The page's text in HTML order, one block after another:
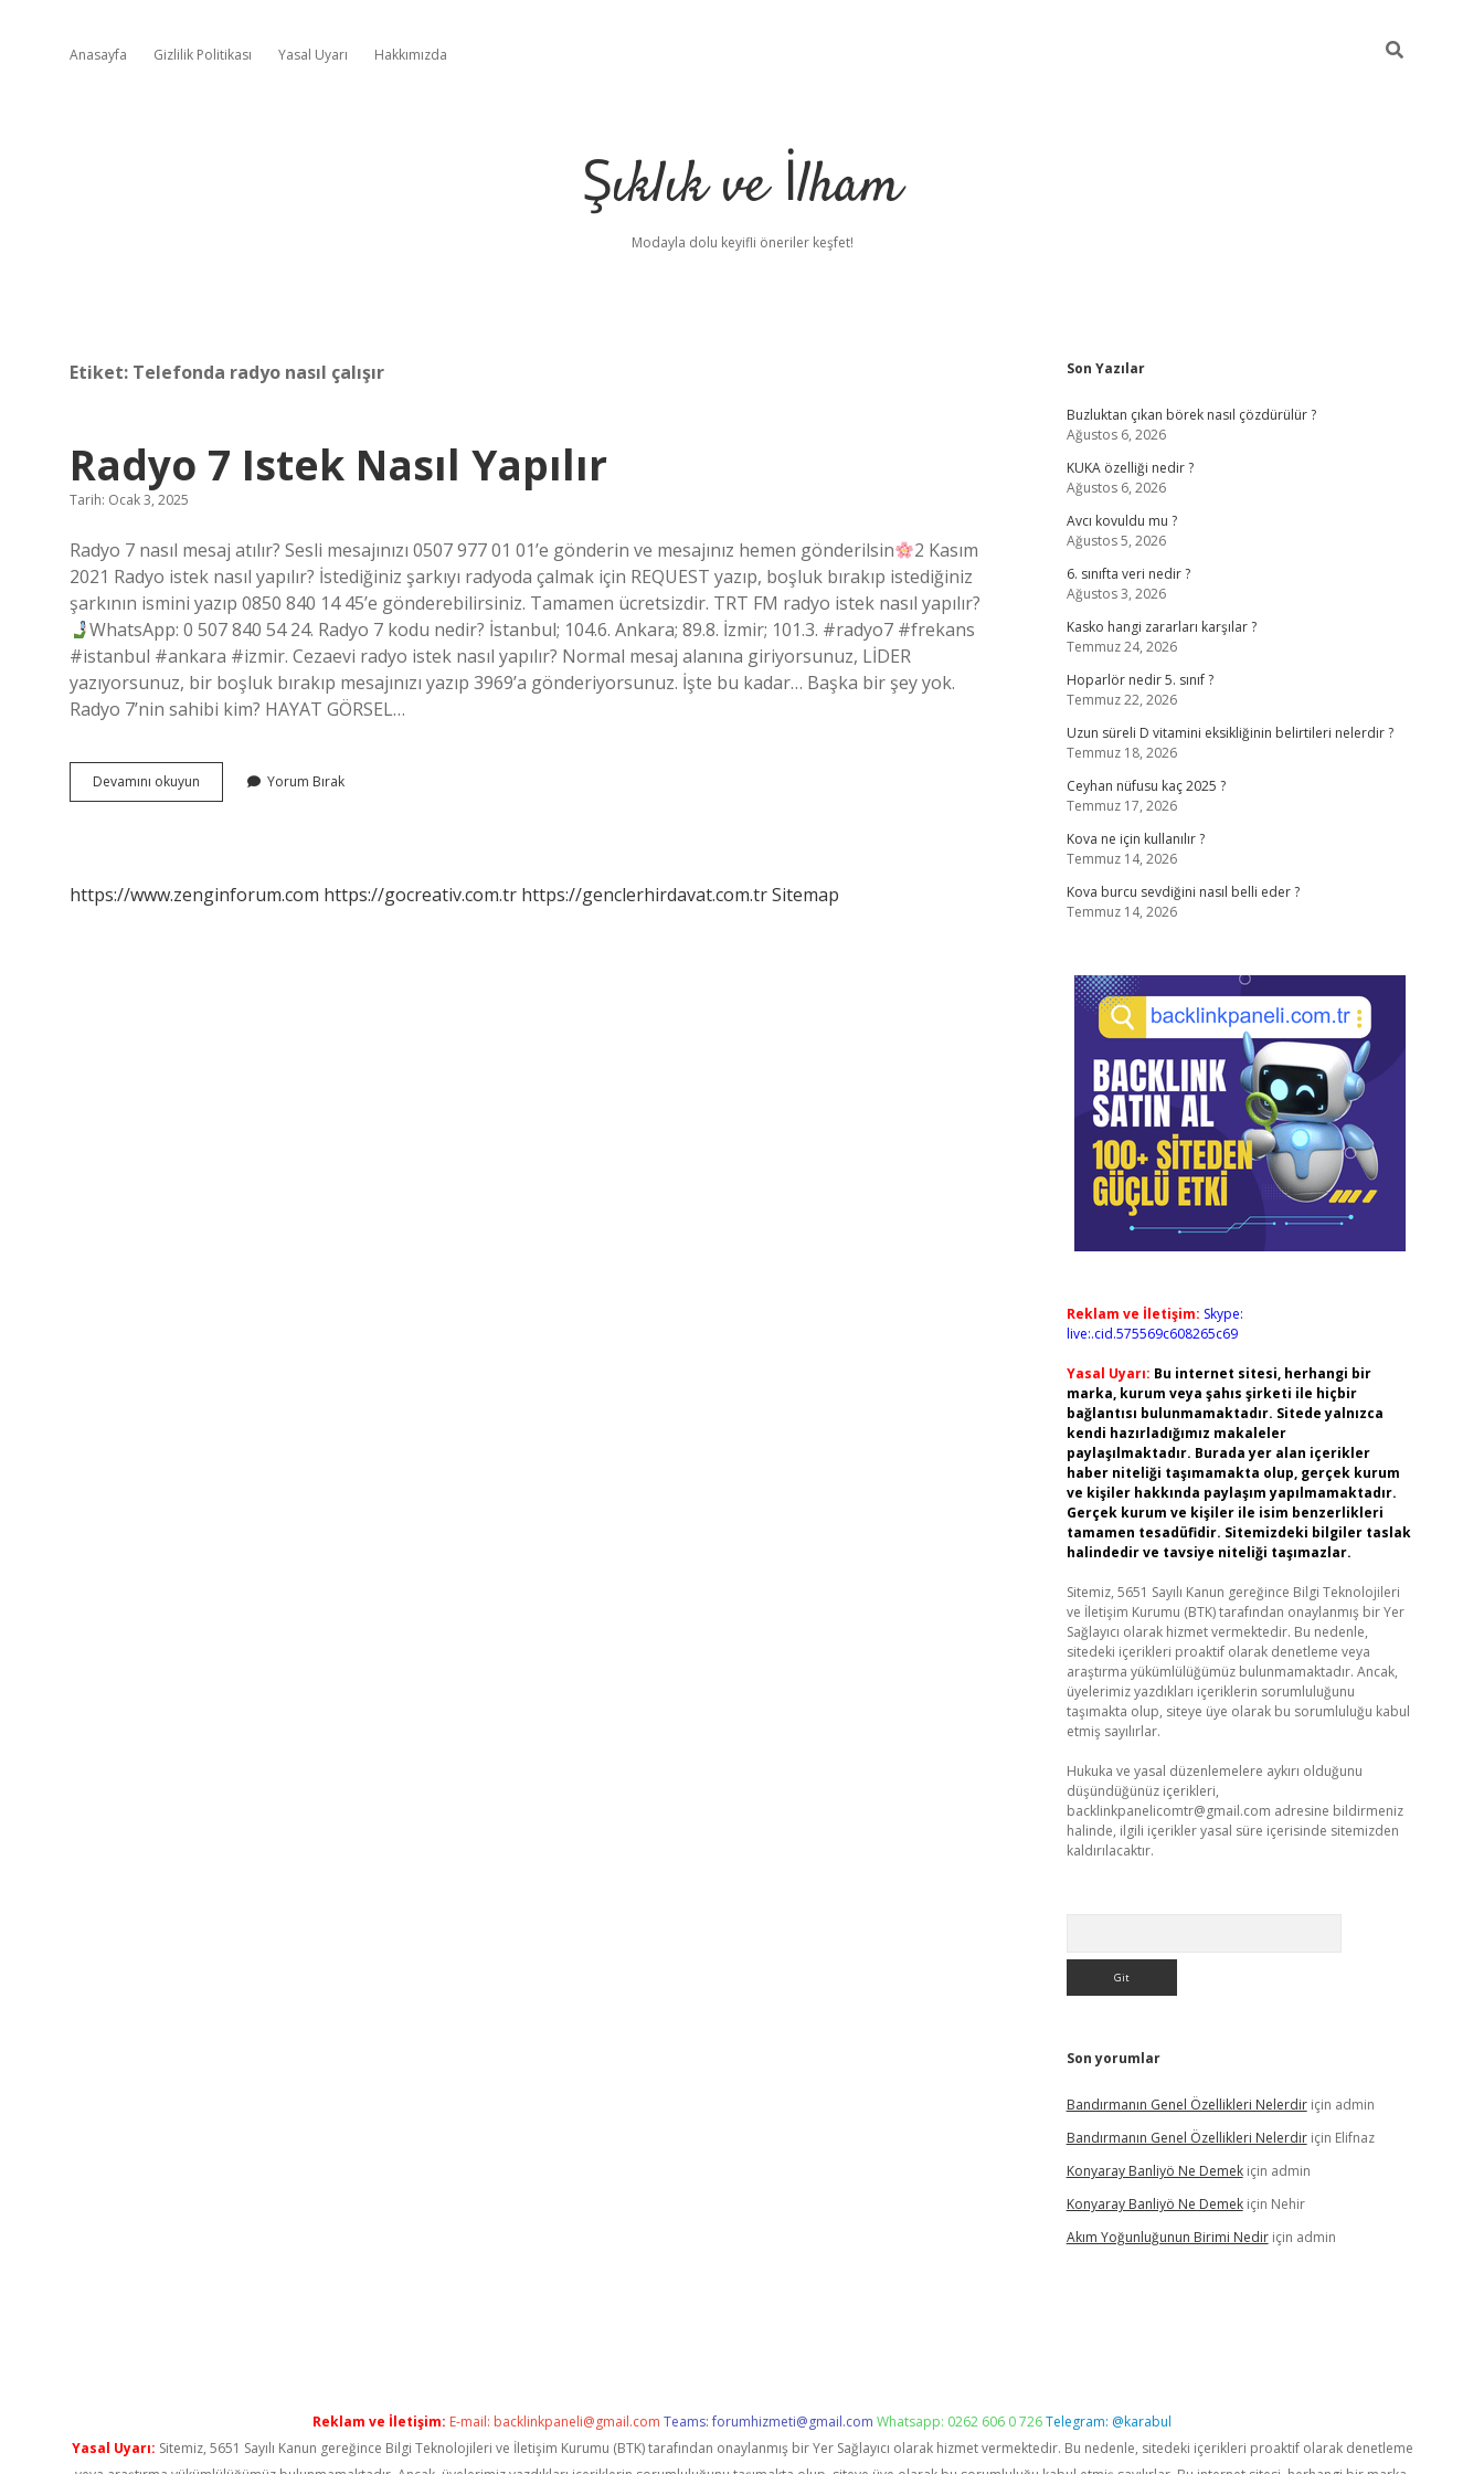
Anasayfa Gizlilik Politikası Yasal Uyarı Hakkımızda
Şıklık ve İlham
Modayla dolu keyifli öneriler keşfet!
Etiket: Telefonda radyo nasıl çalışır
Radyo 7 Istek Nasıl Yapılır
Tarih: Ocak 3, 2025
Radyo 7 nasıl mesaj atılır? Sesli mesajınızı 0507 977 01 01’e gönderin ve mesajınız hemen gönderilsin
2 Kasım
2021 Radyo istek nasıl yapılır? İstediğiniz şarkıyı radyoda çalmak için REQUEST yazıp, boşluk bırakıp istediğiniz
şarkının ismini yazıp 0850 840 14 45’e gönderebilirsiniz. Tamamen ücretsizdir. TRT FM radyo istek nasıl yapılır?
WhatsApp: 0 507 840 54 24. Radyo 7 kodu nedir? İstanbul; 104.6. Ankara; 89.8. İzmir; 101.3. #radyo7 #frekans
#istanbul #ankara #izmir. Cezaevi radyo istek nasıl yapılır? Normal mesaj alanına giriyorsunuz, LİDER
yazıyorsunuz, bir boşluk bırakıp mesajınızı yazıp 3969’a gönderiyorsunuz. İşte bu kadar… Başka bir şey yok.
Radyo 7’nin sahibi kim? HAYAT GÖRSEL…
Devamını okuyun
7
Yorum Bırak
https://www.zenginforum.com https://gocreativ.com.tr https://genclerhirdavat.com.trSitemap
Sidebar
Son Yazılar
Buzluktan çıkan börek nasıl çözdürülür ?
Ağustos 6, 2026
KUKA özelliği nedir ?
Ağustos 6, 2026
Avcı kovuldu mu ?
Ağustos 5, 2026
6. sınıfta veri nedir ?
Ağustos 3, 2026
Kasko hangi zararları karşılar ?
Temmuz 24, 2026
Hoparlör nedir 5. sınıf ?
Temmuz 22, 2026
Uzun süreli D vitamini eksikliğinin belirtileri nelerdir ?
Temmuz 18, 2026
Ceyhan nüfusu kaç 2025 ?
Temmuz 17, 2026
Kova ne için kullanılır ?
Temmuz 14, 2026
Kova burcu sevdiğini nasıl belli eder ?
Temmuz 14, 2026
Reklam ve İletişim: Skype:
live:.cid.575569c608265c69
Yasal Uyarı: Bu internet sitesi, herhangi bir
marka, kurum veya şahıs şirketi ile hiçbir
bağlantısı bulunmamaktadır. Sitede yalnızca
kendi hazırladığımız makaleler
paylaşılmaktadır. Burada yer alan içerikler
haber niteliği taşımamakta olup, gerçek kurum
ve kişiler hakkında paylaşım yapılmamaktadır.
Gerçek kurum ve kişiler ile isim benzerlikleri
tamamen tesadüfidir. Sitemizdeki bilgiler taslak
halindedir ve tavsiye niteliği taşımazlar.
Sitemiz, 5651 Sayılı Kanun gereğince Bilgi Teknolojileri
ve İletişim Kurumu (BTK) tarafından onaylanmış bir Yer
Sağlayıcı olarak hizmet vermektedir. Bu nedenle,
sitedeki içerikleri proaktif olarak denetleme veya
araştırma yükümlülüğümüz bulunmamaktadır. Ancak,
üyelerimiz yazdıkları içeriklerin sorumluluğunu
taşımakta olup, siteye üye olarak bu sorumluluğu kabul
etmiş sayılırlar.
Hukuka ve yasal düzenlemelere aykırı olduğunu
düşündüğünüz içerikleri,
backlinkpanelicomtr@gmail.com adresine bildirmeniz
halinde, ilgili içerikler yasal süre içerisinde sitemizden
kaldırılacaktır.
Son yorumlar
Bandırmanın Genel Özellikleri Nelerdiriçin admin
Bandırmanın Genel Özellikleri Nelerdiriçin Elifnaz
Konyaray Banliyö Ne Demekiçin admin
Konyaray Banliyö Ne Demekiçin Nehir
Akım Yoğunluğunun Birimi Nediriçin admin
Reklam ve İletişim: E-mail: backlinkpaneli@gmail.com Teams:forumhizmeti@gmail.com Whatsapp: 0262 606 0 726Telegram: @karabul
Yasal Uyarı: Sitemiz, 5651 Sayılı Kanun gereğince Bilgi Teknolojileri ve İletişim Kurumu (BTK) tarafından onaylanmış bir Yer Sağlayıcı olarak hizmet vermektedir. Bu nedenle, sitedeki içerikleri proaktif olarak denetleme